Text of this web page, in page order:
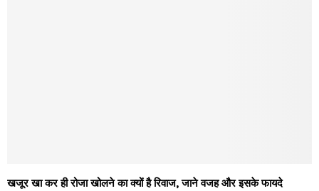
खजूर खा कर ही रोजा खोलने का क्यों है रिवाज, जाने वजह और इसके फायदे